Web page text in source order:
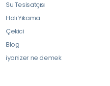
Su Tesisatçısı
Halı Yıkama
Çekici
Blog
iyonizer ne demek